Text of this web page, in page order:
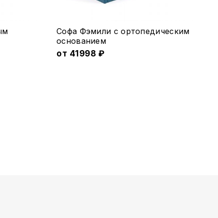
Этот
товар
имеет
Софа Фэмили с ортопедическим
основанием
от 41998 ₽